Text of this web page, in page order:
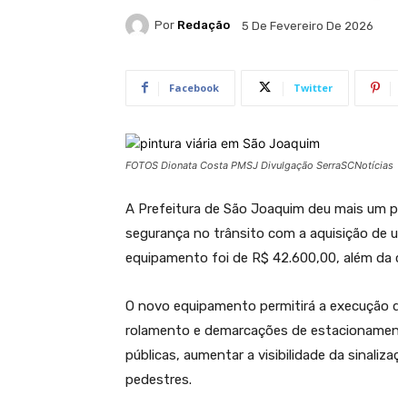
Por Redação 5 De Fevereiro De 2026
Facebook Twitter
FOTOS Dionata Costa PMSJ Divulgação SerraSCNotícias
A Prefeitura de São Joaquim deu mais um
segurança no trânsito com a aquisição de
equipamento foi de R$ 42.600,00, além
O novo equipamento permitirá a
rolamento e demarcações de
públicas, aumentar a visibilidade da
pedestres.